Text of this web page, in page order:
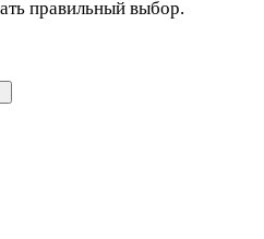
правильный выбор.